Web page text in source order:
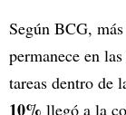
Según BCG,
permanece en
tareas dentro de
10% llegó a la